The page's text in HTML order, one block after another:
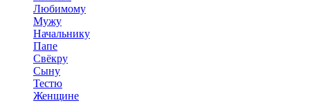
Любимому
Мужу
Начальнику
Папе
Свёкру
Сыну
Тестю
Женщине